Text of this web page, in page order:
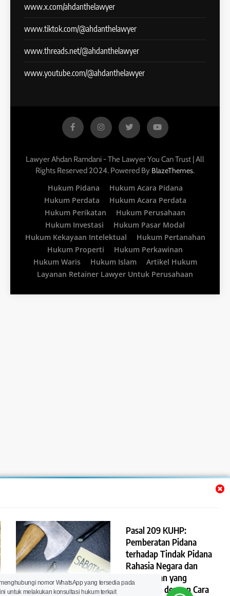
Pasal 210 KUHP: Tindak
Pasal 209 KUHP:
Pemberatan Pidana
terhadap Tindak Pidana
Rahasia Negara dan
Pertahanan yang
Dilakukan dengan Cara
www.x.com/ahdanthelawyer
www.tiktok.com/@ahdanthelawyer
www.threads.net/@ahdanthelawyer
www.youtube.com/@ahdanthelawyer
Lawyer Ahdan Ramdani - The Lawyer You Can Trust | All
Rights Reserved 2024. Powered By BlazeThemes.
Hukum Pidana
Hukum Acara Pidana
Hukum Perdata
Hukum Acara Perdata
Hukum Perikatan
Hukum Perusahaan
Hukum Investasi
Hukum Pasar Modal
Hukum Kekayaan Intelektual
Hukum Pertanahan
Hukum Properti
Hukum Perkawinan
Hukum Waris
Hukum Islam
Artikel Hukum
Layanan Retainer Lawyer Untuk Perusahaan
nomor WhatsApp yang tersedia pada
untuk melakukan konsultasi hukum terkait